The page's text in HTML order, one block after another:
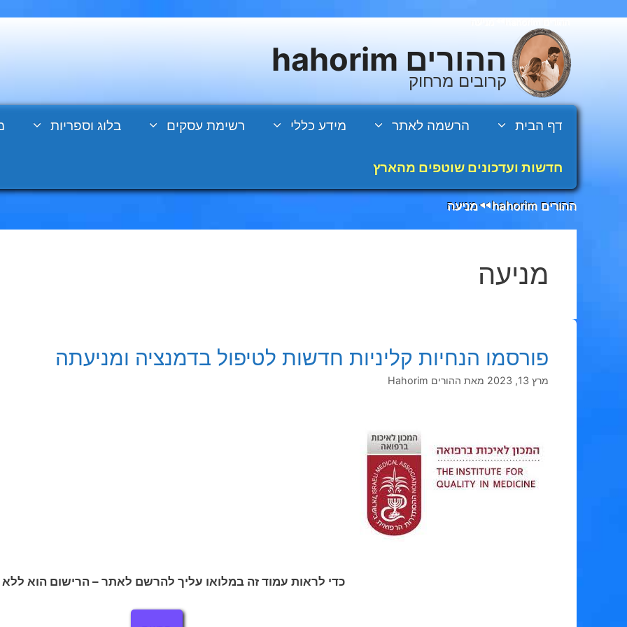
ההורים hahorim
קרובים מרחוק
דף הבית הרשמה לאתר מידע כללי רשימת עסקים בלוג וספריות
חדשות ועדכונים שוטפים מהארץ
ההורים hahorim ◄◄מניעה
מניעה
פורסמו הנחיות קליניות חדשות לטיפול בדמנציה ומניעתה
מרץ 13, 2023 מאת ההורים Hahorim
כדי לראות עמוד זה במלואו עליך להרשם לאתר – הרישום הוא ללא